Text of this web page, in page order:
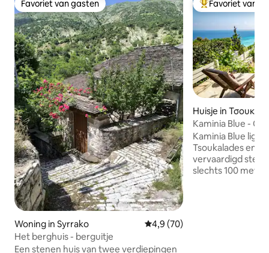
Favoriet van gasten
Favoriet van gasten
Woning in Syrrako Gemiddelde beoordeling van
4,9 (70)
Het berghuis - berguitje
Een stenen huis van twee verdiepingen
Topfavoriet van
Favoriet van
Huisje in
Kaminia Blue -
Kaminia Blue ligt
Tsoukalades en
vervaardigd
slechts 100 meter van het rustige strand